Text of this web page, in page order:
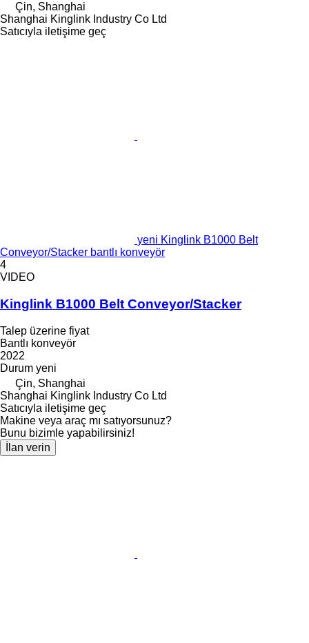
Çin, Shanghai
Shanghai Kinglink Industry Co Ltd
Satıcıyla iletişime geç
yeni Kinglink B1000 Belt
Conveyor/Stacker bantlı konveyör
4
VIDEO
Kinglink B1000 Belt Conveyor/Stacker
Talep üzerine fiyat
Bantlı konveyör
2022
Durum yeni
Çin, Shanghai
Shanghai Kinglink Industry Co Ltd
Satıcıyla iletişime geç
Makine veya araç mı satıyorsunuz?
Bunu bizimle yapabilirsiniz!
İlan verin